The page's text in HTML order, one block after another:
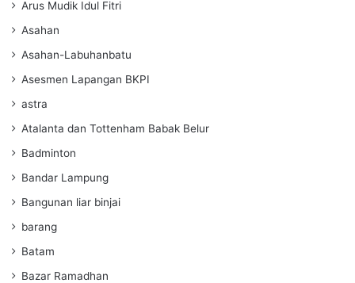
Arus Mudik Idul Fitri
Asahan
Asahan-Labuhanbatu
Asesmen Lapangan BKPI
astra
Atalanta dan Tottenham Babak Belur
Badminton
Bandar Lampung
Bangunan liar binjai
barang
Batam
Bazar Ramadhan